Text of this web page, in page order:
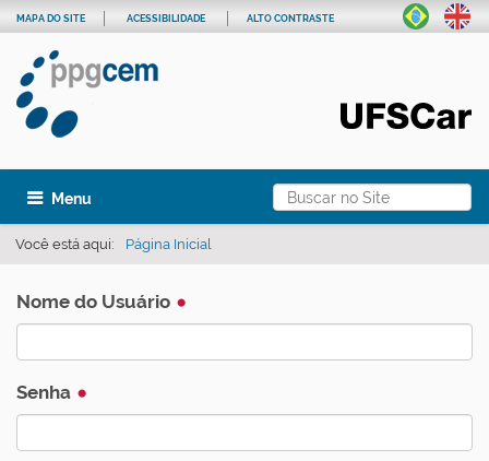
Busca
Busca Avançada…
MAPA DO SITE ACESSIBILIDADE ALTO CONTRASTE
Toggle navigation
Você está aqui: Página Inicial
Nome do Usuário
Senha